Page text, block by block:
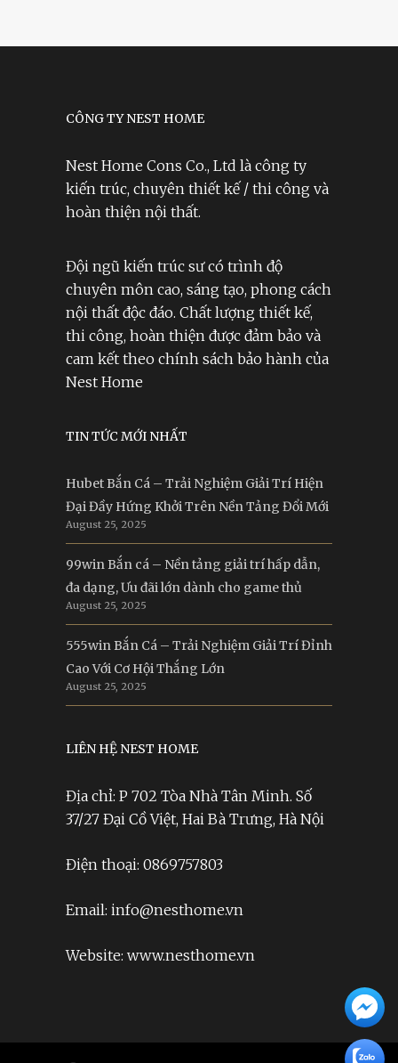
CÔNG TY NEST HOME
Nest Home Cons Co., Ltd là công ty
kiến trúc, chuyên thiết kế / thi công và
hoàn thiện nội thất.
Đội ngũ kiến trúc sư có trình độ
chuyên môn cao, sáng tạo, phong cách
nội thất độc đáo. Chất lượng thiết kế,
thi công, hoàn thiện được đảm bảo và
cam kết theo chính sách bảo hành của
Nest Home
TIN TỨC MỚI NHẤT
Hubet Bắn Cá – Trải Nghiệm Giải Trí Hiện
Đại Đầy Hứng Khởi Trên Nền Tảng Đổi Mới
August 25, 2025
99win Bắn cá – Nền tảng giải trí hấp dẫn,
đa dạng, Ưu đãi lớn dành cho game thủ
August 25, 2025
555win Bắn Cá – Trải Nghiệm Giải Trí Đỉnh
Cao Với Cơ Hội Thắng Lớn
August 25, 2025
LIÊN HỆ NEST HOME
Địa chỉ: P 702 Tòa Nhà Tân Minh. Số
37/27 Đại Cồ Việt, Hai Bà Trưng, Hà Nội
Điện thoại: 0869757803
Email: info@nesthome.vn
Website: www.nesthome.vn